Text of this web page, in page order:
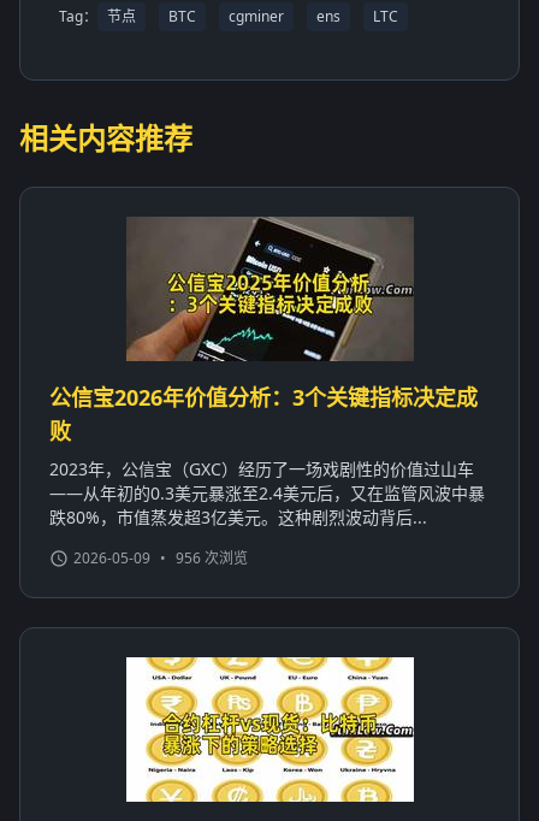
Tag： 节点 BTC cgminer ens LTC
相关内容推荐
公信宝2026年价值分析：3个关键指标决定成
败
2023年，公信宝（GXC）经历了一场戏剧性的价值过山车
——从年初的0.3美元暴涨至2.4美元后，又在监管风波中暴
跌80%，市值蒸发超3亿美元。这种剧烈波动背后...
2026-05-09 • 956 次浏览